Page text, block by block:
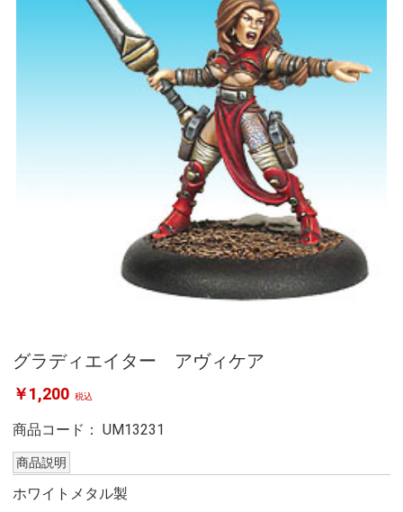
グラディエイター アヴィケア
￥1,200 税込
商品コード： UM13231
商品説明
ホワイトメタル製